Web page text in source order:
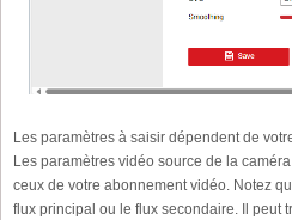
Les paramètres à saisir dépendent de
Les paramètres vidéo source de la
ceux de votre abonnement vidéo. Notez
flux principal ou le flux secondaire. Il peut